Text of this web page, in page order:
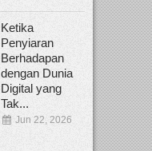
Ketika
Penyiaran
Berhadapan
dengan Dunia
Digital yang
Tak...
Jun 22, 2026